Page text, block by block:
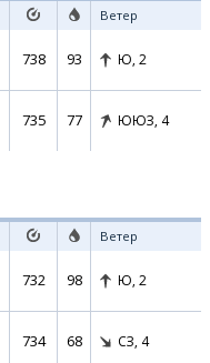
Ветер
738 93 Ю, 2
735 77 ЮЮЗ, 4
Ветер
732 98 Ю, 2
734 68 СЗ, 4